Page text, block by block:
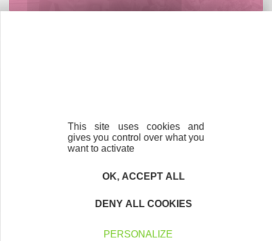
This site uses cookies and
gives you control over what you
want to activate
OK, ACCEPT ALL
DENY ALL COOKIES
PERSONALIZE